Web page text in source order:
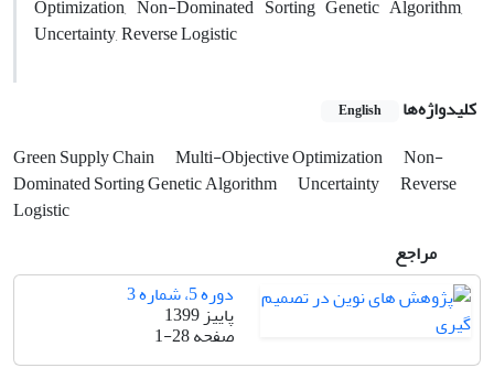
Optimization, Non-Dominated Sorting Genetic Algorithm,
Uncertainty, Reverse Logistic
کلیدواژه‌ها English
Green Supply Chain Multi-Objective Optimization
Non-
Dominated Sorting Genetic Algorithm
Uncertainty
Reverse
Logistic
مراجع
دوره 5، شماره 3
پاییز 1399
صفحه1-28